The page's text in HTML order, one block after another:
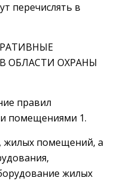
перечислять в
ОБЛАСТИ ОХРАНЫ
правил
помещениями 1.
помещений, а
жилых